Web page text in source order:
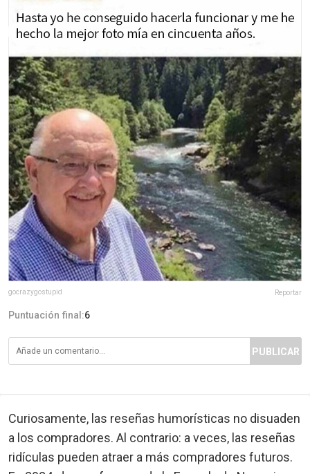
gocrazygostupid Reportar
Puntuación final:6
PUBLICAR
Curiosamente, las reseñas humorísticas no disuaden
a los compradores. Al contrario: a veces, las reseñas
ridículas pueden atraer a más compradores futuros.